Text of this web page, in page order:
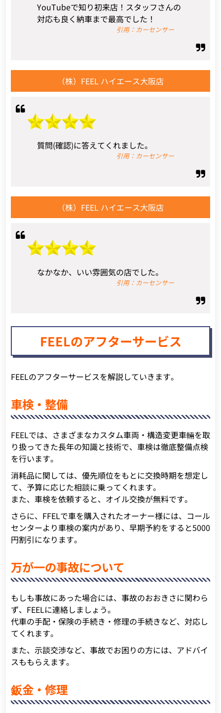
YouTubeで知り初来店！スタッフさんの
対応も良く納車まで最高でした！
引用：カーセンサー
（株）FEEL ハイエース大阪店
質問(確認)に答えてくれました。
引用：カーセンサー
（株）FEEL ハイエース大阪店
なかなか、いい雰囲気の店でした。
引用：カーセンサー
FEELのアフターサービス
FEELのアフターサービスを解説していきます。
車検・整備
FEELでは、さまざまなカスタム車両・構造変更車輛を取
り扱ってきた長年の知識と技術で、車検は徹底整備点検
を行います。
消耗品に関しては、優先順位をもとに交換時期を想定し
て、予算に応じた相談に乗ってくれます。
また、車検を依頼すると、オイル交換が無料です。
さらに、FFELで車を購入されたオーナー様には、コール
センターより車検の案内があり、早期予約をすると5000
円割引になります。
万が一の事故について
もしも事故にあった場合には、事故のおおきさに関わら
ず、FEELに連絡しましょう。
代車の手配・保険の手続き・修理の手続きなど、対応し
てくれます。
また、示談交渉など、事故でお困りの方には、アドバイ
スももらえます。
鈑金・修理